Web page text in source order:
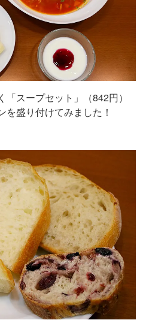
スープセット」（842円）
を盛り付けてみました！